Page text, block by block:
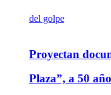
Proyectan
Plaza”, a 50